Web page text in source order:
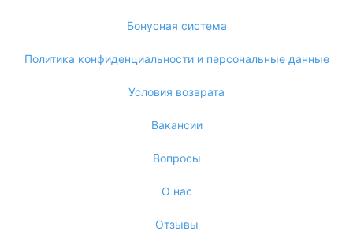
Бонусная система
Политика конфиденциальности и персональные данные
Условия возврата
Вакансии
Вопросы
О нас
Отзывы